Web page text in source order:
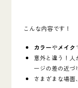
こんな内容です！
カラーやメイク
意外と違う！人
ージの差の近づ
さまざまな場面